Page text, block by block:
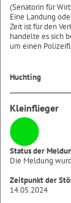
(Senatorin für
Eine Landung
Zeit ist für den
handelte es sich
um einen
Huchting
Kleinflieger
Status der
Die Meldung
Zeitpunkt der
14.05.2024